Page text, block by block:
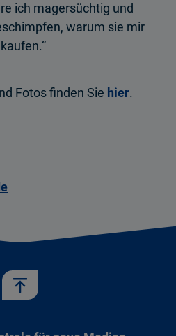
ich magersüchtig und
warum sie mir
Fotos finden Sie hier.